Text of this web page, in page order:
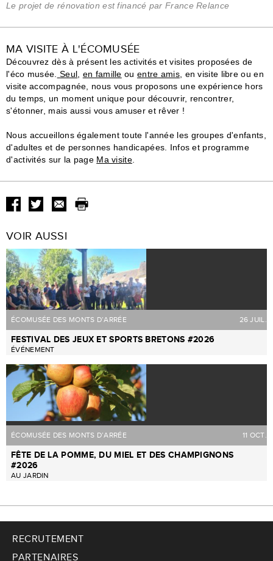
Le projet de rénovation est financé par France Relance
MA VISITE À L'ÉCOMUSÉE
Découvrez dès à présent les activités et visites proposées de
l'éco musée. Seul, en famille ou entre amis, en visite libre ou en
visite accompagnée, nous vous proposons une expérience hors
du temps, un moment unique pour découvrir, rencontrer,
s'étonner, mais aussi vous amuser et rêver !
Nous accueillons également toute l'année les groupes d'enfants,
d'adultes et de personnes handicapées. Infos et programme
d'activités sur la page Ma visite.
VOIR AUSSI
ÉCOMUSÉE DES MONTS D’ARRÉE 26 JUIL.
FESTIVAL DES JEUX ET SPORTS BRETONS #2026
ÉVÉNEMENT
ÉCOMUSÉE DES MONTS D’ARRÉE 11 OCT.
FÊTE DE LA POMME, DU MIEL ET DES CHAMPIGNONS
#2026
AU JARDIN
RECRUTEMENT
PARTENAIRES